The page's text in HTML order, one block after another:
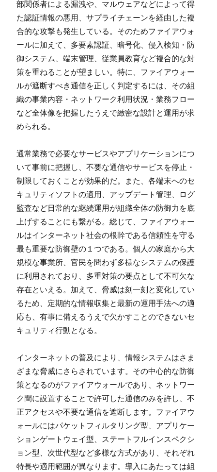
部関係者による漏洩や、マルウェアなどによって得
た認証情報の悪用、サプライチェーンを経由した複
合的な攻撃も発生している。そのためファイアウォ
ールに加えて、多要素認証、暗号化、侵入検知・防
御システム、端末管理、従業員教育など複合的な対
策を重ねることが望ましい。特に、ファイアウォー
ルが遮断すべき通信を正しく判定するには、その組
織の事業内容・ネットワーク利用状況・業務フロー
など全体像を把握したうえで緻密な設計と運用が求
められる。
通常業務で必要なサービスやアプリケーションにつ
いて事前に把握し、不要な通信やサービスを停止・
制限しておくことが効果的だ。また、各端末へのセ
キュリティソフトの適用、アップデート管理、ログ
監査など日常的な継続運用が組織全体の防御力を底
上げすることにも繋がる。総じて、ファイアウォー
ルはインターネット社会の根幹である信頼性を守る
最も重要な防御壁の１つである。個人の家庭から大
規模な事業所、官民を問わず多様なシステムの保護
に利用されており、多重対策の要点として不可欠な
存在といえる。加えて、脅威は刻一刻と変化してい
るため、定期的な情報収集と最新の運用手法への適
応も、有事に備えるうえで欠かすことのできないセ
キュリティ行動となる。
インターネットの普及により、情報システムはさま
ざまな脅威にさらされています。その中心的な防御
策となるのがファイアウォールであり、ネットワー
ク間に設置することで許可した通信のみを許し、不
正アクセスや不要な通信を遮断します。ファイアウ
ォールにはパケットフィルタリング型、アプリケー
ションゲートウェイ型、ステートフルインスペクシ
ョン型、次世代型など多様な方式があり、それぞれ
特長や適用範囲が異なります。導入にあたっては組